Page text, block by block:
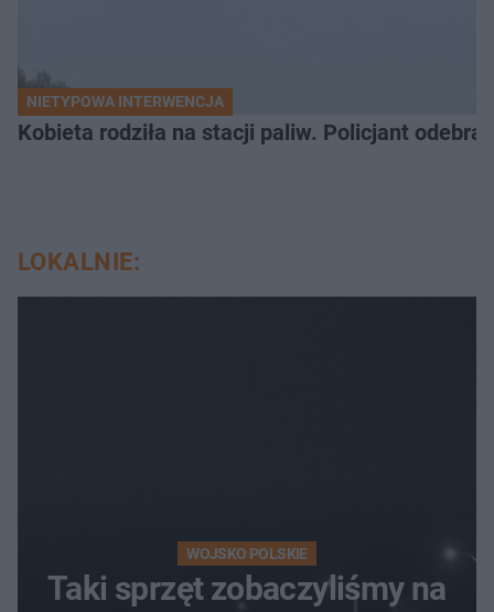
NIETYPOWA INTERWENCJA
Kobieta rodziła na stacji paliw. Policjant
LOKALNIE:
WOJSKO POLSKIE
Taki sprzęt zobaczyliśmy na